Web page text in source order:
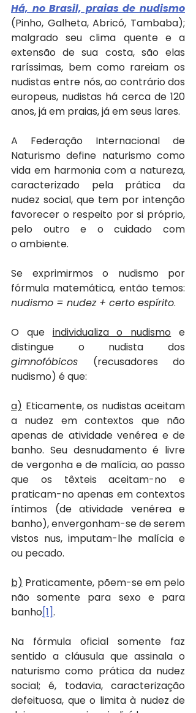
Há, no Brasil, praias de nudismo
(Pinho, Galheta, Abricó, Tambaba);
malgrado seu clima quente e a
extensão de sua costa, são elas
raríssimas, bem como rareiam os
nudistas entre nós, ao contrário dos
europeus, nudistas há cerca de 120
anos, já em praias, já em seus lares.
A Federação Internacional de
Naturismo define naturismo como
vida em harmonia com a natureza,
caracterizado pela prática da
nudez social, que tem por intenção
favorecer o respeito por si próprio,
pelo outro e o cuidado com
o ambiente.
Se exprimirmos o nudismo por
nudismo = nudez + certo espírito.
O que individualiza o nudismo e
gimnofóbicos (recusadores do
nudismo) é que:
a) Eticamente, os nudistas aceitam
a nudez em contextos que não
apenas de atividade venérea e de
banho. Seu desnudamento é livre
de vergonha e de malícia, ao passo
que os têxteis aceitam-no e
praticam-no apenas em contextos
íntimos (de atividade venérea e
banho), envergonham-se de serem
vistos nus, imputam-lhe malícia e
ou pecado.
b) Praticamente, põem-se em pelo
não somente para sexo e para
banho[1].
Na fórmula oficial somente faz
sentido a cláusula que assinala o
naturismo como prática da nudez
social; é, todavia, caracterização
defeituosa, que o limita à nudez de